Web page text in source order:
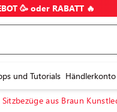
🥳 oder RABATT 🔥
und Tutorials Händlerkonto
Sitzbezüge aus Braun